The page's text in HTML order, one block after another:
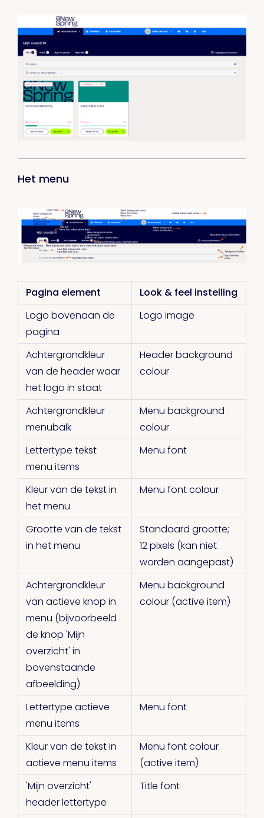
Het menu
Pagina element
Look & feel instelling
Logo bovenaan de
pagina
Logo image
Achtergrondkleur
van de header waar
het logo in staat
Header background
colour
Achtergrondkleur
menubalk
Menu background
colour
Lettertype tekst
menu items
Menu font
Kleur van de tekst in
het menu
Menu font colour
Grootte van de tekst
in het menu
Standaard grootte;
12 pixels (kan niet
worden aangepast)
Achtergrondkleur
van actieve knop in
menu (bijvoorbeeld
de knop 'Mijn
overzicht' in
bovenstaande
afbeelding)
Menu background
colour (active item)
Lettertype actieve
menu items
Menu font
Kleur van de tekst in
actieve menu items
Menu font colour
(active item)
'Mijn overzicht'
header lettertype
Title font